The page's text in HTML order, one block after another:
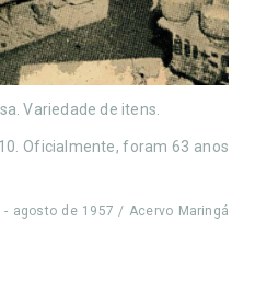
Variedade de itens.
Oficialmente, foram 63 anos
agosto de 1957 / Acervo Maringá